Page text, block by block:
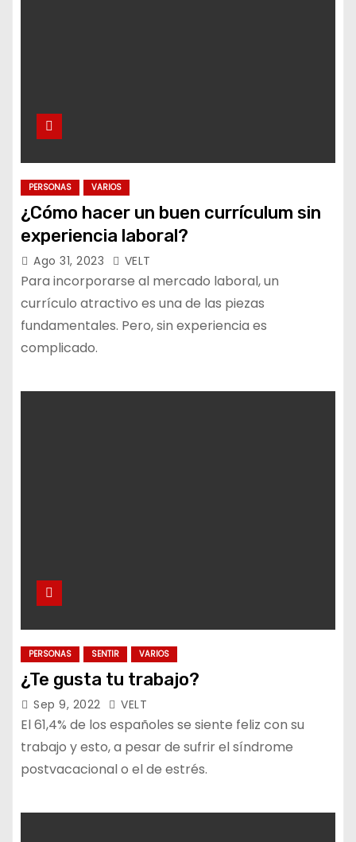
PERSONAS VARIOS
¿Cómo hacer un buen currículum sin
experiencia laboral?
Ago 31, 2023 VELT
Para incorporarse al mercado laboral, un
currículo atractivo es una de las piezas
fundamentales. Pero, sin experiencia es
complicado.
PERSONAS SENTIR VARIOS
¿Te gusta tu trabajo?
Sep 9, 2022 VELT
El 61,4% de los españoles se siente feliz con su
trabajo y esto, a pesar de sufrir el síndrome
postvacacional o el de estrés.